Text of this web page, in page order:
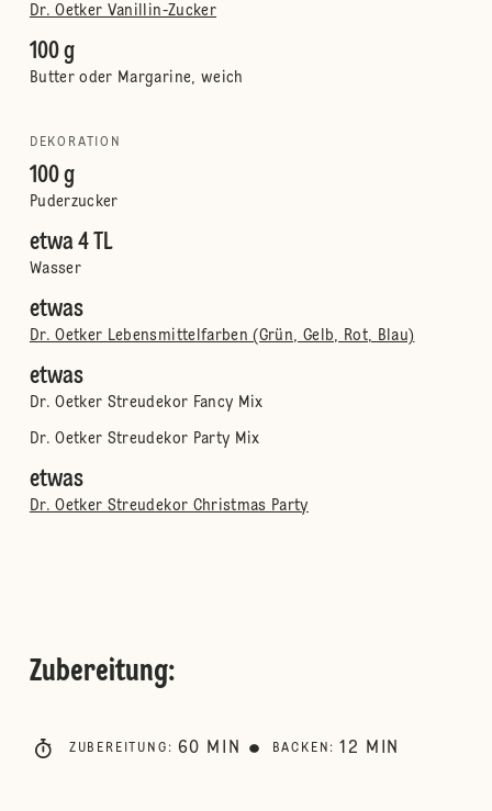
Dr. Oetker Vanillin-Zucker
100 g
Butter oder Margarine, weich
DEKORATION
100 g
Puderzucker
etwa 4 TL
Wasser
etwas
Dr. Oetker Lebensmittelfarben (Grün, Gelb, Rot, Blau)
etwas
Dr. Oetker Streudekor Fancy Mix
Dr. Oetker Streudekor Party Mix
etwas
Dr. Oetker Streudekor Christmas Party
Zubereitung:
ZUBEREITUNG : 60 MIN BACKEN : 12 MIN